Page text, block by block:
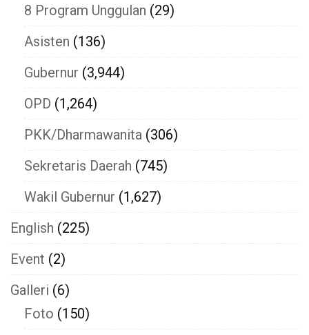
8 Program Unggulan (29)
Asisten (136)
Gubernur (3,944)
OPD (1,264)
PKK/Dharmawanita (306)
Sekretaris Daerah (745)
Wakil Gubernur (1,627)
English (225)
Event (2)
Galleri (6)
Foto (150)